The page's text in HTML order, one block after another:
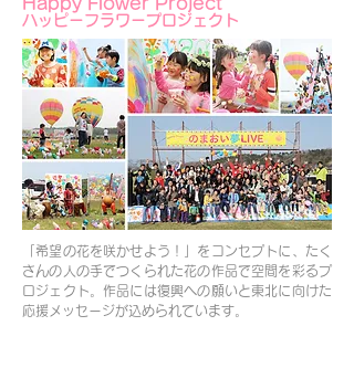
ハッピーフラワープロジェクト
「希望の花を咲かせよう！」をコンセプトに、たく
さんの人の手でつくられた花の作品で空間を彩るプ
ロジェクト。作品には復興への願いと東北に向けた
応援メッセージが込められています。